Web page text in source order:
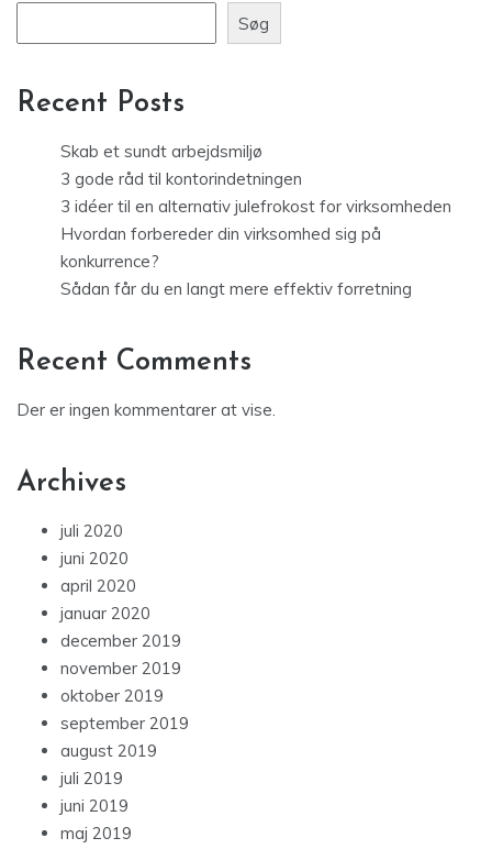
Søg
Recent Posts
Skab et sundt arbejdsmiljø
3 gode råd til kontorindetningen
3 idéer til en alternativ julefrokost for virksomheden
Hvordan forbereder din virksomhed sig på
konkurrence?
Sådan får du en langt mere effektiv forretning
Recent Comments
Der er ingen kommentarer at vise.
Archives
juli 2020
juni 2020
april 2020
januar 2020
december 2019
november 2019
oktober 2019
september 2019
august 2019
juli 2019
juni 2019
maj 2019